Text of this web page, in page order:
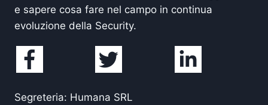
e sapere cosa fare nel campo in continua
evoluzione della Security.
Segreteria: Humana SRL